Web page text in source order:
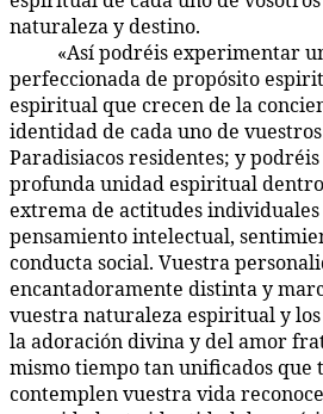
naturaleza y destino.
«Así podréis experimentar
perfeccionada de propósito
espiritual que crecen de la
identidad de cada uno de
Paradisiacos residentes; y
profunda unidad espiritual
extrema de actitudes individuales
pensamiento intelectual,
conducta social. Vuestra
encantadoramente distinta y
vuestra naturaleza espiritual y
la adoración divina y del amor
mismo tiempo tan unificados que
contemplen vuestra vida